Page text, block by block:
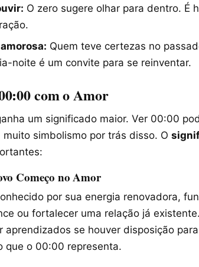
O zero sugere olhar para dentro. É
Quem teve certezas no
noite é um convite para se reinventar.
com o Amor
um significado maior. Ver 00:00
simbolismo por trás disso. O
Começo no Amor
por sua energia renovadora,
ou fortalecer uma relação já
aprendizados se houver disposição
que o 00:00 representa.